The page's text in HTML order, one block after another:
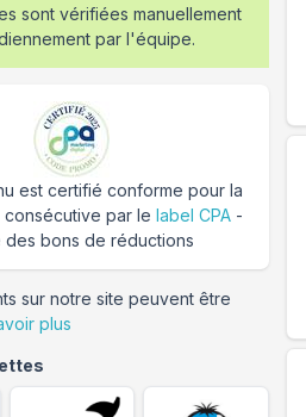
sont vérifiées manuellement
par l'équipe.
est certifié conforme pour la
consécutive par le label CPA-
des bons de réductions
sur notre site peuvent être
plus